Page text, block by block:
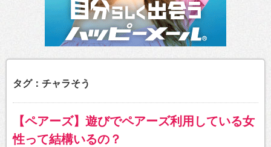
タグ：チャラそう
【ペアーズ】遊びでペアーズ利用している女
性って結構いるの？